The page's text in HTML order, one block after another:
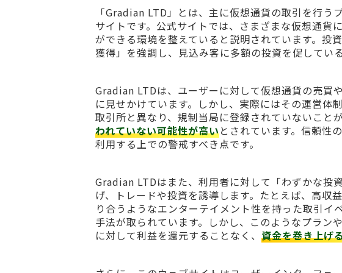
「Gradian LTD」とは、主に仮想通貨の取引を行
サイトです。公式サイトでは、さまざまな仮想通貨
ができる環境を整えていると説明されています。投
獲得」を強調し、見込み客に多額の投資を促してい
Gradian LTDは、ユーザーに対して仮想通貨の売買
に見せかけています。しかし、実際にはその運営体
取引所と異なり、規制当局に登録されていないこと
われていない可能性が高いとされています。信頼性
利用する上での警戒すべき点です。
Gradian LTDはまた、利用者に対して「わずかな投
げ、トレードや投資を誘導します。たとえば、高収
り合うようなエンターテイメント性を持った取引
手法が取られています。しかし、このようなプラン
に対して利益を還元することなく、 資金を巻き上げ